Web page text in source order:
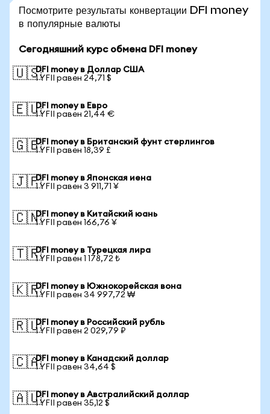
Посмотрите результаты конвертации DFI money
в популярные валюты
Сегодняшний курс обмена DFI money
🇺🇸DFI money в Доллар США
1 YFII равен 24,71 $
🇪🇺DFI money в Евро
1 YFII равен 21,44 €
🇬🇧DFI money в Британский фунт стерлингов
1 YFII равен 18,39 £
🇯🇵DFI money в Японская иена
1 YFII равен 3 911,71 ¥
🇨🇳DFI money в Китайский юань
1 YFII равен 166,76 ¥
🇹🇷DFI money в Турецкая лира
1 YFII равен 1 178,72 ₺
🇰🇷DFI money в Южнокорейская вона
1 YFII равен 34 997,72 ₩
🇷🇺DFI money в Российский рубль
1 YFII равен 2 029,79 ₽
🇨🇦DFI money в Канадский доллар
1 YFII равен 34,64 $
🇦🇺DFI money в Австралийский доллар
1 YFII равен 35,12 $